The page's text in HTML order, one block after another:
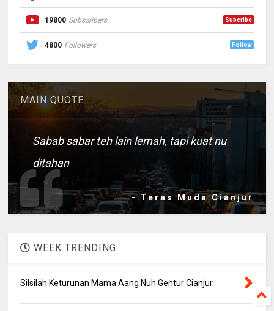
19800 Subscribers Subcribe
4800 Followers Follow
MAIN QUOTE
Sabab sabar teh lain lemah, tapi kuat nu
ditahan
- Teras Muda Cianjur
WEEK TRENDING
Silsilah Keturunan Mama Aang Nuh Gentur Cianjur